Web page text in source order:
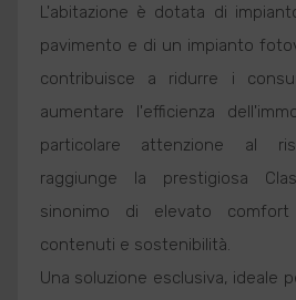
L'abitazione è dotata di
pavimento e di un impianto
contribuisce a ridurre i
aumentare l'efficienza
particolare attenzione al
raggiunge la prestigiosa
sinonimo di elevato comfort
contenuti e sostenibilità.
Una soluzione esclusiva, ideale